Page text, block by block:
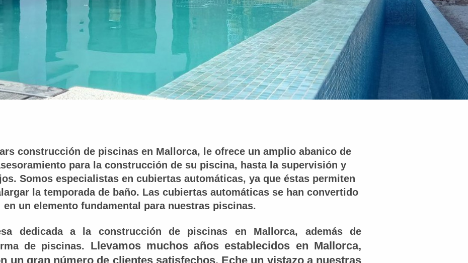
construcción de piscinas en Mallorca, le ofrece un amplio abanico de
para la construcción de su piscina, hasta la supervisión y
Somos especialistas en cubiertas automáticas, ya que éstas permiten
la temporada de baño. Las cubiertas automáticas se han convertido
en un elemento fundamental para nuestras piscinas.
dedicada a la construcción de piscinas en Mallorca, además de
de piscinas.
Llevamos muchos años establecidos en Mallorca,
un gran número de clientes satisfechos. Eche un vistazo a nuestras